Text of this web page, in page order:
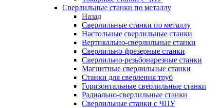
Сверлильные станки по металлу
Назад
Сверлильные станки по металлу
Настольные сверлильные станки
Вертикально-сверлильные станки
Сверлильно-фрезерные станки
Сверлильно-резьбонарезные станки
Магнитные сверлильные станки
Станки для сверления труб
Горизонтальные сверлильные станки
Радиально-сверлильные станки
Сверлильные станки с ЧПУ